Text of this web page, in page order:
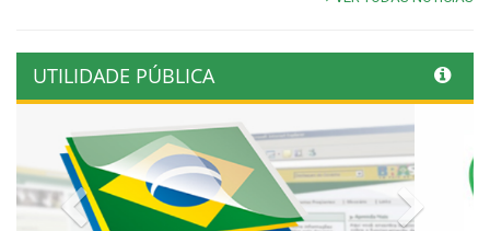
UTILIDADE PÚBLICA
Previous Next